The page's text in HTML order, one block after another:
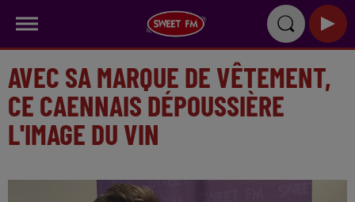
AVEC SA MARQUE DE VÊTEMENT,
CE CAENNAIS DÉPOUSSIÈRE
L'IMAGE DU VIN